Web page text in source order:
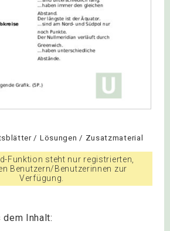
/ Lösungen / Zusatzmaterial
Funktion steht nur registrierten,
Benutzern/Benutzerinnen zur
Verfügung.
Inhalt: